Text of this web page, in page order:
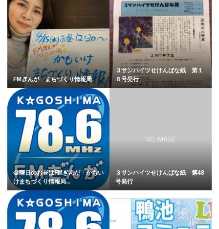
FMぎんが まちづくり情報局
３サンハイツせけんばな紙 第１
６号発行
金曜日のお昼はFMぎんが「かもい
けまちづくり情報局...
３サンハイツせけんばな紙 第48
号発行